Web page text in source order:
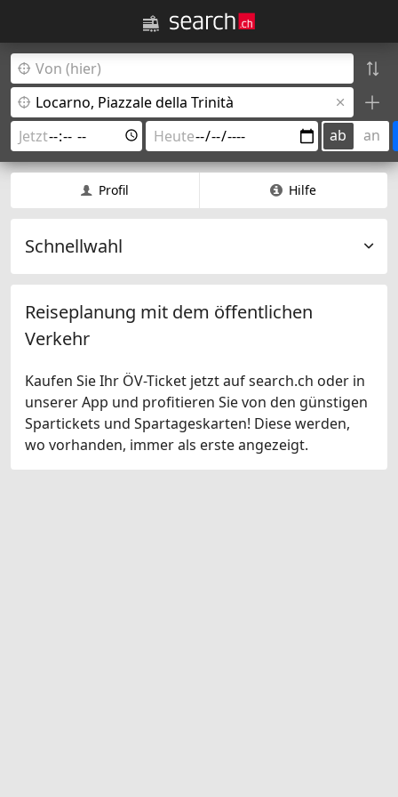
ab an
Profil Hilfe
Schnellwahl
Reiseplanung mit dem öffentlichen
Verkehr
Kaufen Sie Ihr ÖV-Ticket jetzt auf search.ch oder in
unserer App und profitieren Sie von den günstigen
Spartickets und Spartageskarten! Diese werden,
wo vorhanden, immer als erste angezeigt.